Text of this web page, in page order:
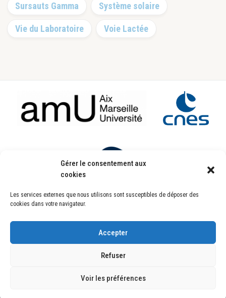
Gérer le consentement aux
cookies
Les services externes que nous utilisons sont susceptibles de déposer des
cookies dans votre navigateur.
Accepter
Refuser
Voir les préférences
Sursauts Gamma Système solaire
Vie du Laboratoire Voie Lactée
Laboratoire d’Astrophysique de Marseille
38, rue Frédéric Joliot-Curie
Copyright © 2025
Mentions Légales Politique de confidentialité